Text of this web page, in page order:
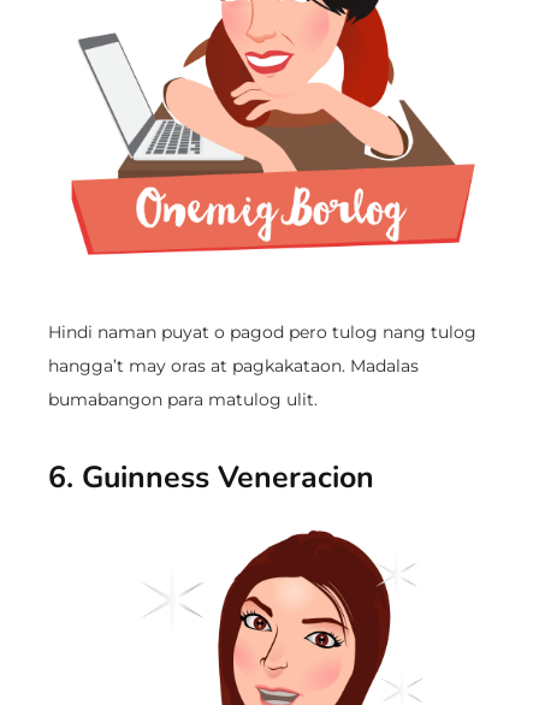
Hindi naman puyat o pagod pero tulog nang tulog
hangga’t may oras at pagkakataon. Madalas
bumabangon para matulog ulit.
6. Guinness Veneracion